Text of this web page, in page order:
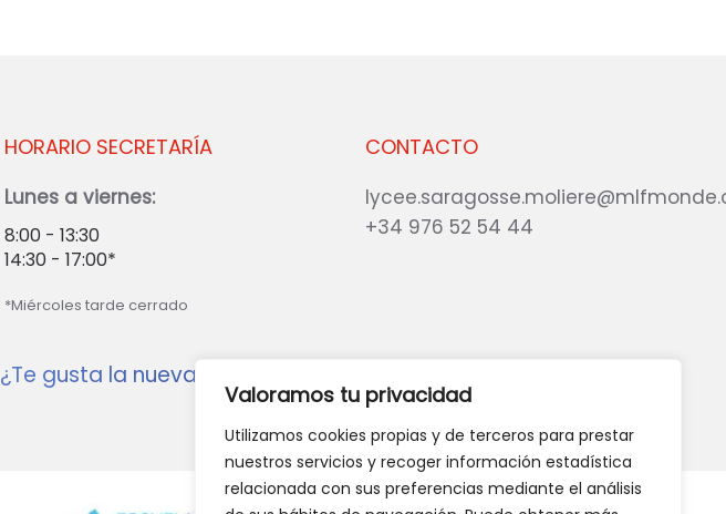
Valoramos tu privacidad
Utilizamos cookies propias y de terceros para prestar
nuestros servicios y recoger información estadística
relacionada con sus preferencias mediante el análisis
CONTACTO
+34 976 52 54 44
HORARIO SECRETARÍA
Lunes a viernes:
8:00 - 13:30
14:30 - 17:00*
*Miércoles tarde cerrado
¿Te gusta la nueva web?